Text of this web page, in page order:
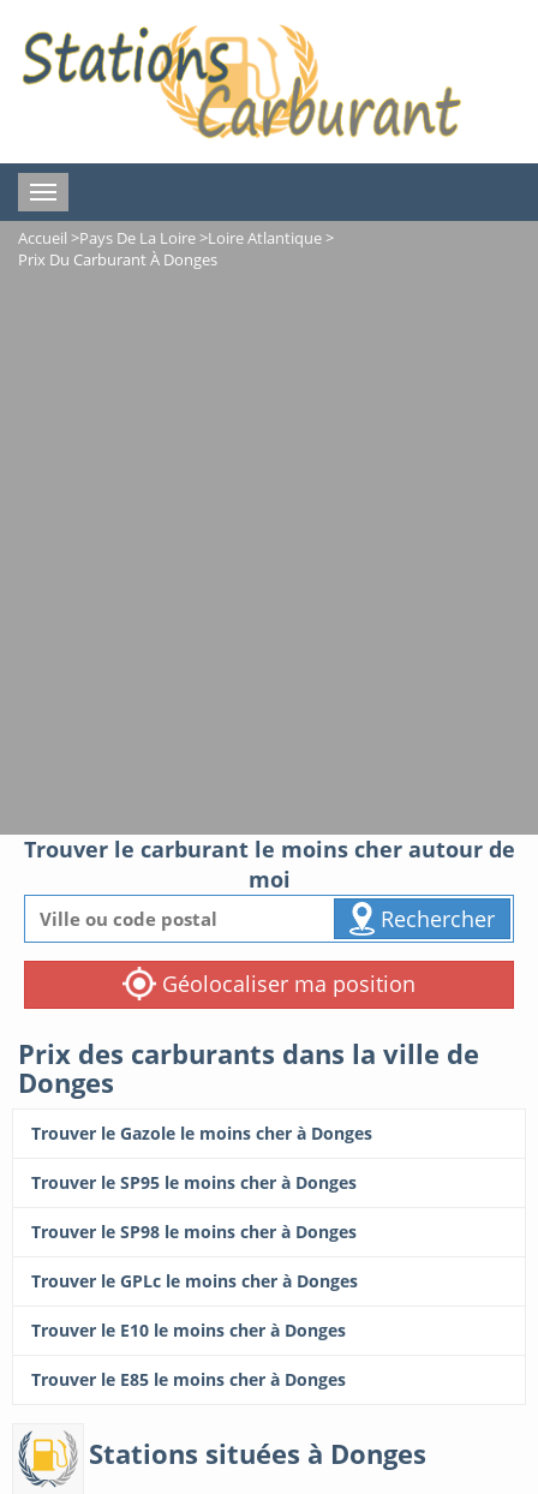
Toggle
navigation
Accueil >Pays De La Loire>Loire Atlantique>
Prix Du Carburant À Donges
Trouver le carburant le moins cher autour de
moi
Rechercher
Géolocaliser ma position
Prix des carburants dans la ville de
Donges
Trouver le Gazole le moins cher à Donges
Trouver le SP95 le moins cher à Donges
Trouver le SP98 le moins cher à Donges
Trouver le GPLc le moins cher à Donges
Trouver le E10 le moins cher à Donges
Trouver le E85 le moins cher à Donges
Stations situées à Donges